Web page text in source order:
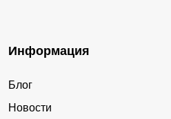
Информация
Блог
Новости